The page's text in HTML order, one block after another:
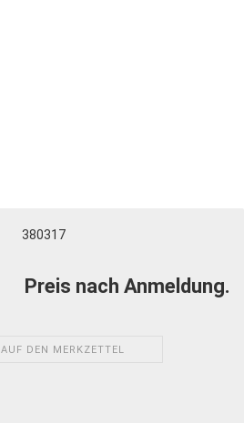
380317
Preis nach Anmeldung.
AUF DEN MERKZETTEL